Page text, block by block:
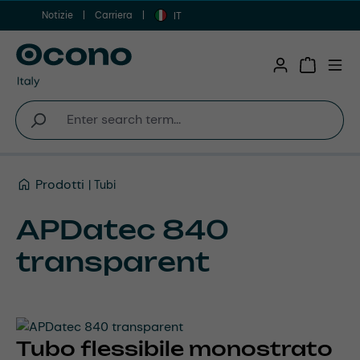
Vai al contenuto principale
Notizie Carriera IT
Prodotti Tubi
APDatec 840
transparent
Tubo flessibile monostrato